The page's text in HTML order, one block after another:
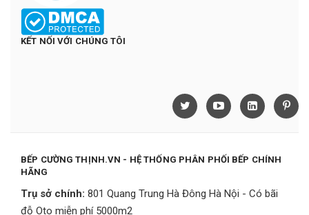
KẾT NỐI VỚI CHÚNG TÔI
BẾP CƯỜNG THỊNH.VN - HỆ THỐNG PHÂN PHỐI BẾP CHÍNH
HÃNG
Trụ sở chính: 801 Quang Trung Hà Đông Hà Nội - Có bãi
đỗ Oto miễn phí 5000m2